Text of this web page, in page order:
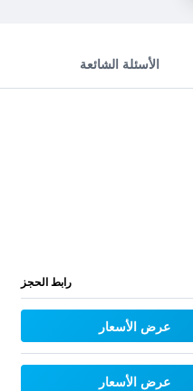
الأسئلة الشائعة
رابط الحجز
عرض الأسعار
عرض الأسعار